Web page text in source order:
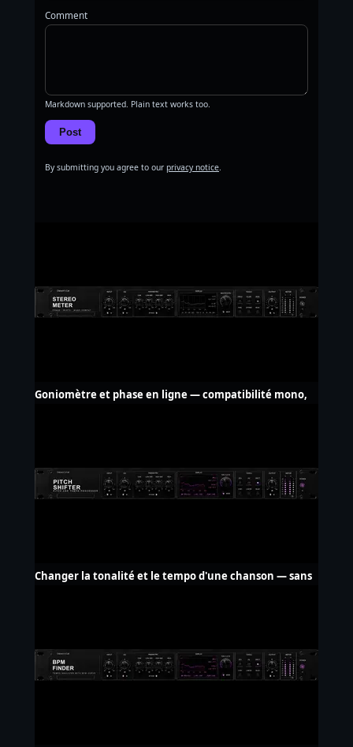
Comment
Markdown supported. Plain text works too.
Post
By submitting you agree to our privacy notice.
Goniomètre et phase en ligne — compatibilité mono,
Changer la tonalité et le tempo d'une chanson — sans